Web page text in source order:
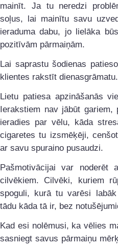
mainīt. Ja tu neredzi
soļus, lai mainītu savu
ieraduma dabu, jo lielāka
pozitīvām pārmaiņām.
Lai saprastu šodienas
klientes rakstīt dienasgrāmatu.
Lietu patiesa apzināšanās
Ierakstiem nav jābūt
ieradies par vēlu, kāda
cigaretes tu izsmēķēji,
ar savu spuraino pusaudzi.
Pašmotivācijai var
cilvēkiem. Cilvēki, kuriem
spoguli, kurā tu varēsi
tādu kāda tā ir, bez
Kad esi nolēmusi, ka vēlies
sasniegt savus pārmaiņu